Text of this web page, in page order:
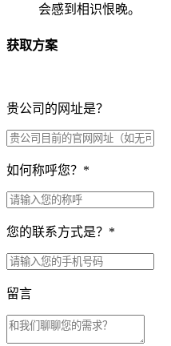
会感到相识恨晚。
获取方案
贵公司的网址是？
如何称呼您？ *
您的联系方式是？ *
留言